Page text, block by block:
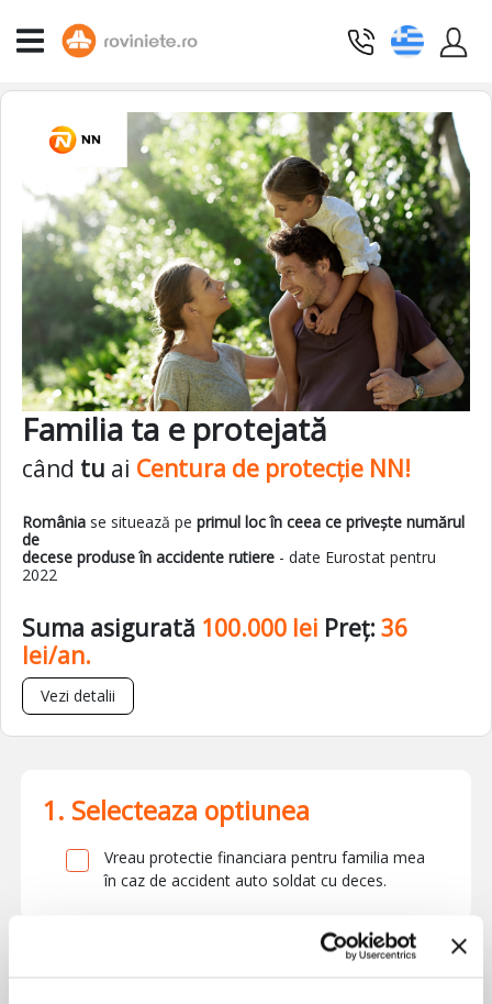
Familia ta e protejată
când tu ai Centura de protecție NN!
România se situează peprimul loc în ceea ce privește numărul
de
decese produse în accidente rutiere - date Eurostat pentru
2022
Suma asigurată 100.000 lei Preț:36
lei/an.
Vezi detalii
1. Selecteaza optiunea
Vreau protectie financiara pentru familia mea
în caz de accident auto soldat cu deces.
Asigurare 100.000